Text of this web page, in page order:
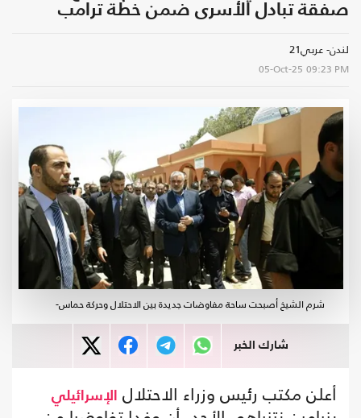
صفقة تبادل الأسرى ضمن خطة ترامب
لندن- عربي21
05-Oct-25 09:23 PM
شرم الشيخ أصبحت ساحة مفاوضات جديدة بين الاحتلال وحركة حماس-
شارك الخبر
أعلن مكتب رئيس وزراء الاحتلال الإسرائيلي